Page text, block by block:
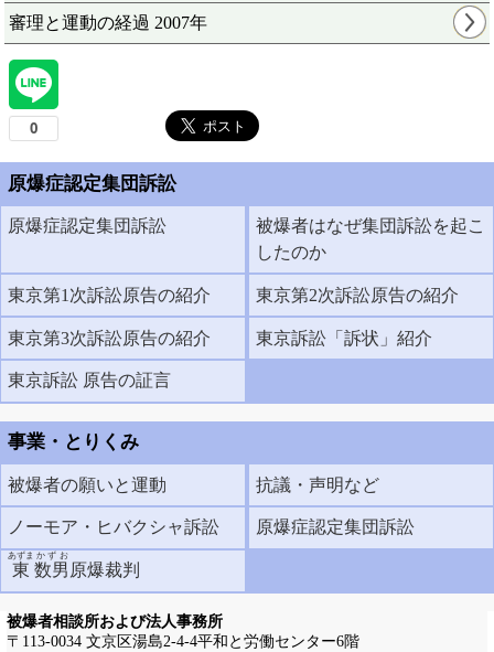
被爆者相談所および法人事務所
〒113-0034 文京区湯島2-4-4平和と労働センター6階
審理と運動の経過 2007年
原爆症認定集団訴訟
原爆症認定集団訴訟
被爆者はなぜ集団訴訟を起こ
したのか
東京第1次訴訟原告の紹介 東京第2次訴訟原告の紹介
東京第3次訴訟原告の紹介 東京訴訟「訴状」紹介
東京訴訟 原告の証言
事業・とりくみ
被爆者の願いと運動 抗議・声明など
ノーモア・ヒバクシャ訴訟 原爆症認定集団訴訟
東
あずま
数男
かずお
原爆裁判